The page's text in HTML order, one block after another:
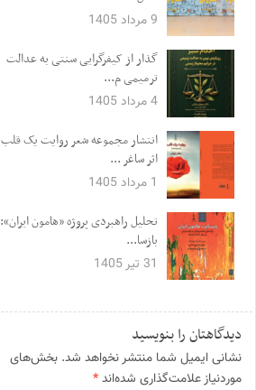
9 مرداد 1405
گذار از کیفرگرایی سنتی به عدالت
ترمیمی م...
4 مرداد 1405
انتشار مجموعه شعر روایت یک قلب
اثر ساغر ...
1 مرداد 1405
تحلیل راهبردی پروژه «هامون ایران»:
بازسا...
31 تیر 1405
دیدگاهتان را بنویسید
نشانی ایمیل شما منتشر نخواهد شد. بخش‌های
موردنیاز علامت‌گذاری شده‌اند*